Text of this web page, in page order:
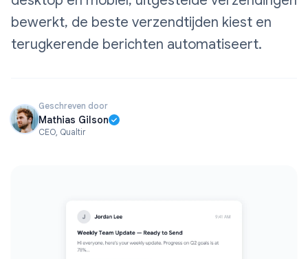
bewerkt, de beste verzendtijden kiest en
terugkerende berichten automatiseert.
Geschreven door
Mathias Gilson
CEO, Qualtir